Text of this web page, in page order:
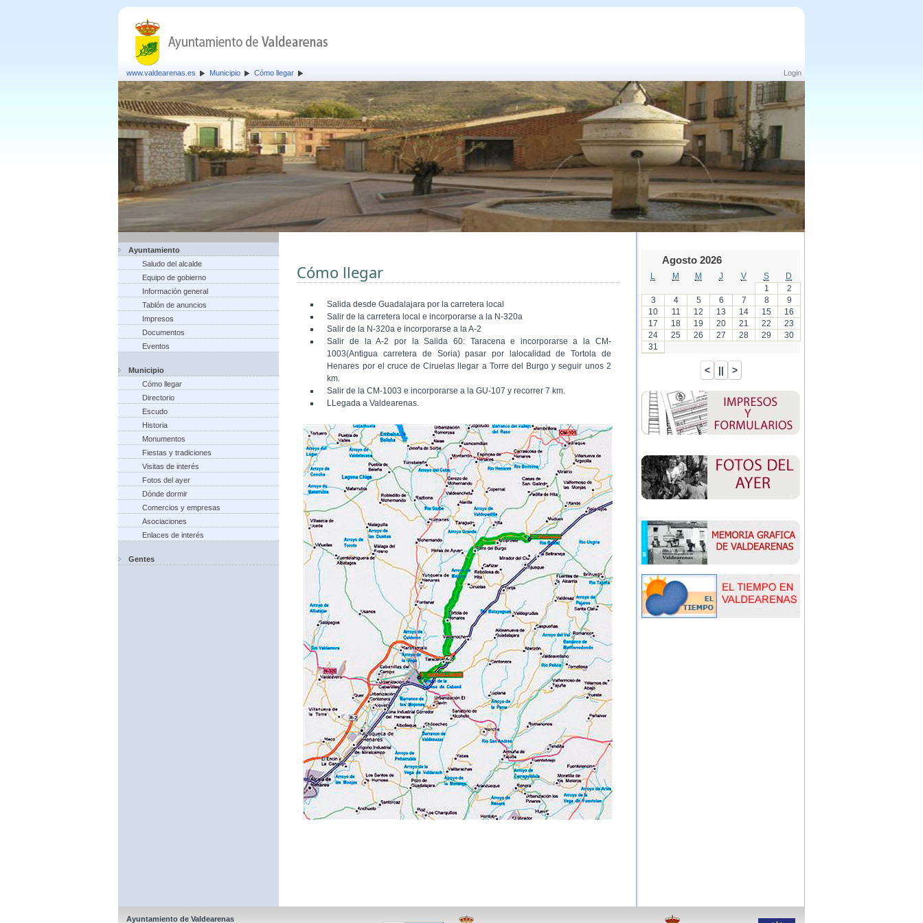
Login
www.valdearenas.es Municipio Cómo llegar
Ayuntamiento
Saludo del alcalde
Equipo de gobierno
Información general
Tablón de anuncios
Impresos
Documentos
Eventos
Municipio
Cómo llegar
Directorio
Escudo
Historia
Monumentos
Fiestas y tradiciones
Visitas de interés
Fotos del ayer
Dónde dormir
Comercios y empresas
Asociaciones
Enlaces de interés
Gentes
Cómo llegar
Salida desde Guadalajara por la carretera local
Salir de la carretera local e incorporarse a la N-320a
Salir de la N-320a e incorporarse a la A-2
Salir de la A-2 por la Salida 60: Taracena e incorporarse a la CM-
1003(Antigua carretera de Soria) pasar por lalocalidad de Tortola de
Henares por el cruce de Ciruelas llegar a Torre del Burgo y seguir unos 2
km.
Salir de la CM-1003 e incorporarse a la GU-107 y recorrer 7 km.
LLegada a Valdearenas.
Agosto 2026
M M J V S
D
1
2
3
4 5 6 7 8
9
10
11 12 13 14 15
16
17
18 19 20 21 22
23
24
25 26 27 28 29
30
31
Ayuntamiento de Valdearenas